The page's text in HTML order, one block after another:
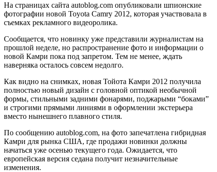
На страницах сайта autoblog.com опубликовали шпионские
фотографии новой Toyota Camry 2012, которая участвовала в
съемках рекламного видеоролика.
Сообщается, что новинку уже представили журналистам на
прошлой неделе, но распространение фото и информации о
новой Камри пока под запретом. Тем не менее, ждать
наверняка осталось совсем недолго.
Как видно на снимках, новая Тойота Камри 2012 получила
полностью новый дизайн с головной оптикой необычной
формы, стильными задними фонарями, поджарыми “боками”
и строгими прямыми линиями в оформлении экстерьера
вместо нынешнего плавного стиля.
По сообщению autoblog.com, на фото запечатлена гибридная
Камри для рынка США, где продажи новинки должны
начаться уже осенью текущего года. Ожидается, что
европейская версия седана получит незначительные
изменения.